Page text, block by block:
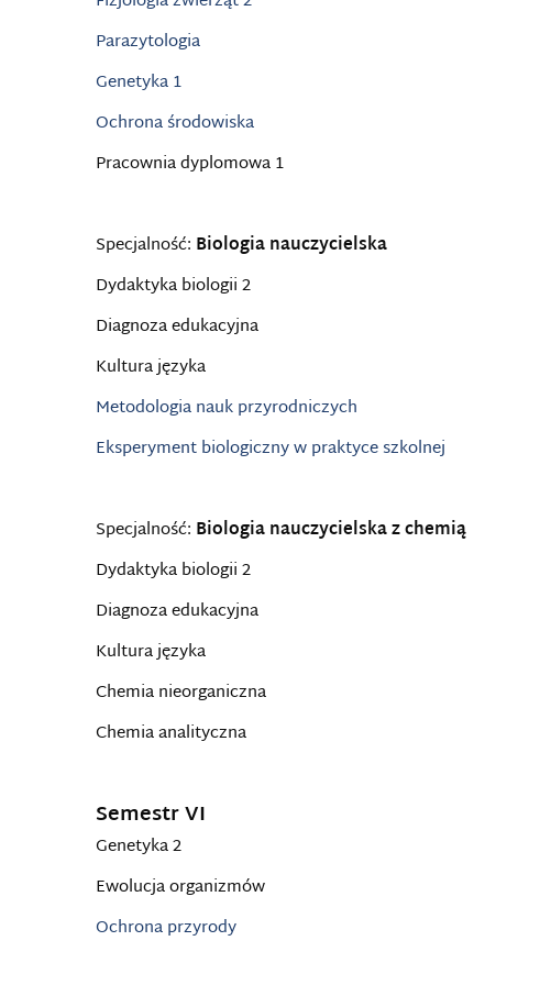
Parazytologia
Genetyka 1
Ochrona środowiska
Pracownia dyplomowa 1
Specjalność: Biologia nauczycielska
Dydaktyka biologii 2
Diagnoza edukacyjna
Kultura języka
Metodologia nauk przyrodniczych
Eksperyment biologiczny w praktyce szkolnej
Specjalność: Biologia nauczycielska z chemią
Dydaktyka biologii 2
Diagnoza edukacyjna
Kultura języka
Chemia nieorganiczna
Chemia analityczna
Semestr VI
Genetyka 2
Ewolucja organizmów
Ochrona przyrody